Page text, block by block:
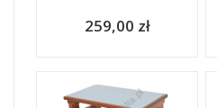
259,00 zł